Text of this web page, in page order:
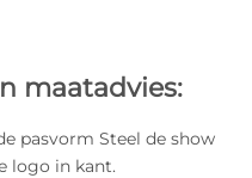
maatadvies:
pasvorm Steel de show
logo in kant.